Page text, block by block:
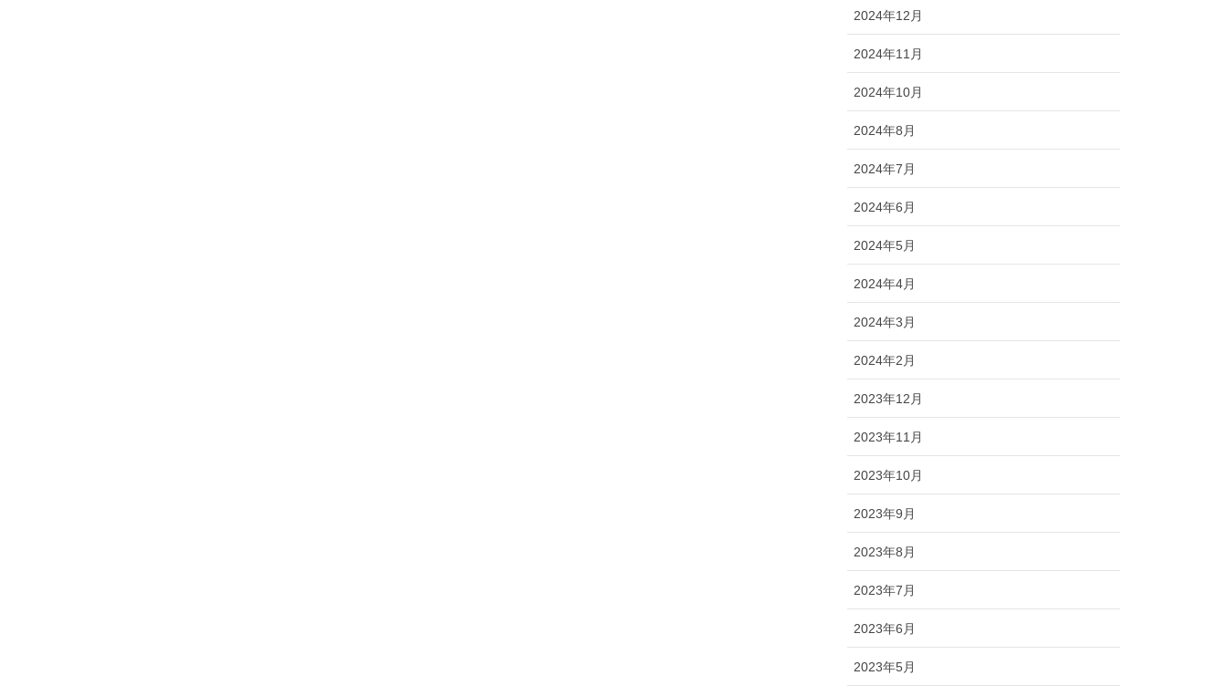
2024年12月
2024年11月
2024年10月
2024年8月
2024年7月
2024年6月
2024年5月
2024年4月
2024年3月
2024年2月
2023年12月
2023年11月
2023年10月
2023年9月
2023年8月
2023年7月
2023年6月
2023年5月